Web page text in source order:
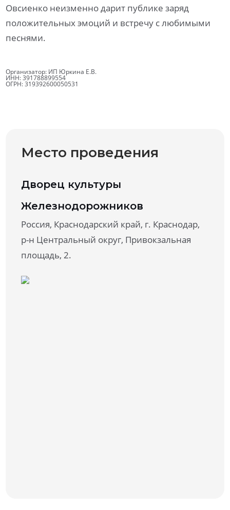
Овсиенко неизменно дарит публике заряд
положительных эмоций и встречу с любимыми
песнями.
Организатор: ИП Юркина Е.В.
ИНН: 391788899554
ОГРН: 319392600050531
Место проведения
Дворец культуры
Железнодорожников
Россия, Краснодарский край, г. Краснодар,
р-н Центральный округ, Привокзальная
площадь, 2.